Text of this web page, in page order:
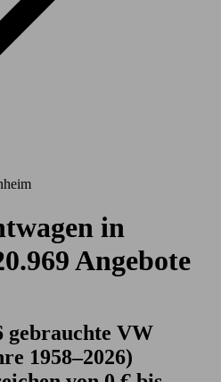
in
Angebote
gebrauchte VW
1958–2026)